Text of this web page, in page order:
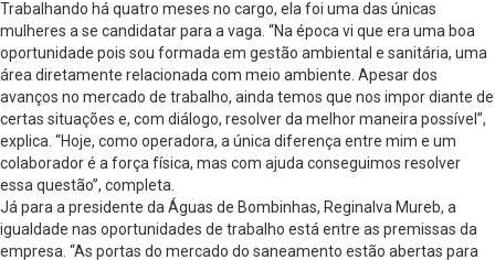
Trabalhando há quatro meses no cargo, ela foi uma das únicas
mulheres a se candidatar para a vaga. “Na época vi que era uma boa
oportunidade pois sou formada em gestão ambiental e sanitária, uma
área diretamente relacionada com meio ambiente. Apesar dos
avanços no mercado de trabalho, ainda temos que nos impor diante de
certas situações e, com diálogo, resolver da melhor maneira possível”,
explica. “Hoje, como operadora, a única diferença entre mim e um
colaborador é a força física, mas com ajuda conseguimos resolver
essa questão”, completa.
Já para a presidente da Águas de Bombinhas, Reginalva Mureb, a
igualdade nas oportunidades de trabalho está entre as premissas da
empresa. “As portas do mercado do saneamento estão abertas para